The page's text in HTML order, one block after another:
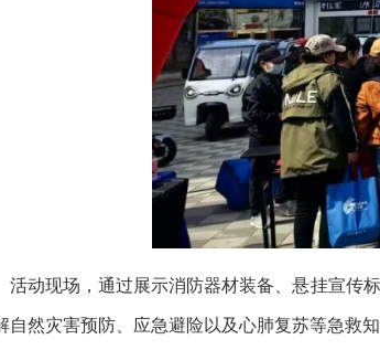
活动现场，通过展示消防器材装备、悬挂宣传
自然灾害预防、应急避险以及心肺复苏等急救